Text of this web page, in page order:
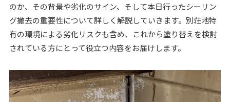
のか、その背景や劣化のサイン、そして本日行ったシーリン
グ撤去の重要性について詳しく解説していきます。別荘地特
有の環境による劣化リスクも含め、これから塗り替えを検討
されている方にとって役立つ内容をお届けします。